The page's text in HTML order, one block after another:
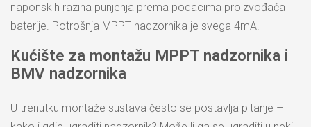
naponskih razina punjenja prema podacima proizvođača
baterije. Potrošnja MPPT nadzornika je svega 4mA.
Kućište za montažu MPPT nadzornika i
BMV nadzornika
U trenutku montaže sustava često se postavlja pitanje –